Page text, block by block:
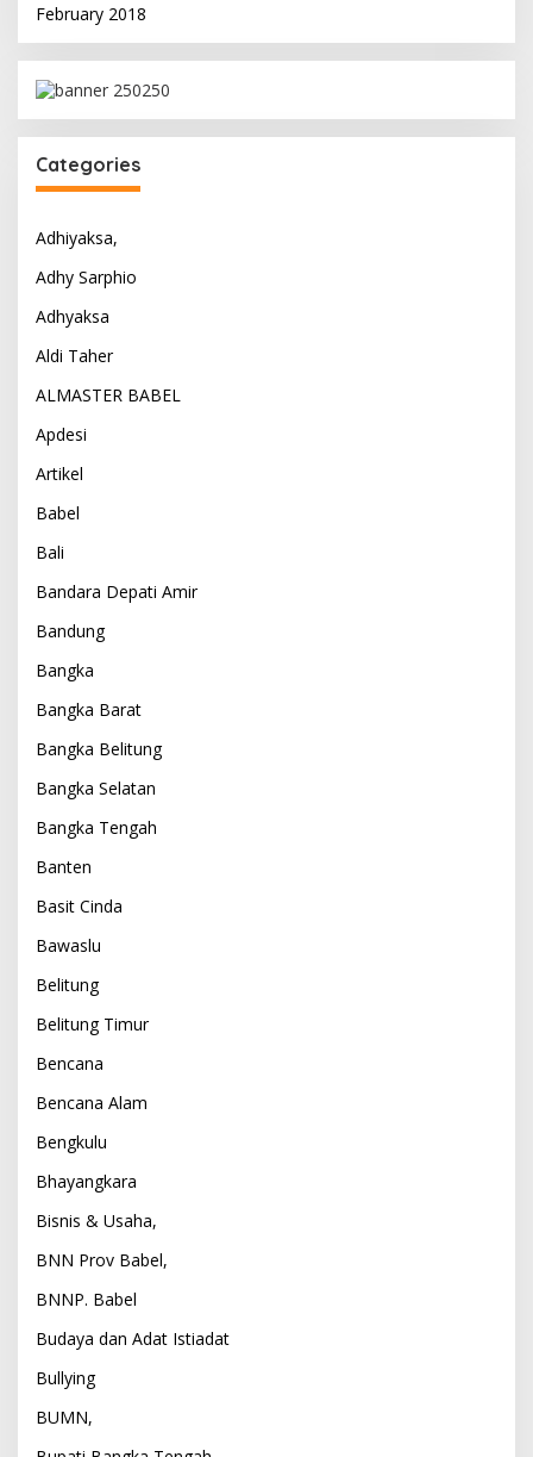
February 2018
Categories
Adhiyaksa,
Adhy Sarphio
Adhyaksa
Aldi Taher
ALMASTER BABEL
Apdesi
Artikel
Babel
Bali
Bandara Depati Amir
Bandung
Bangka
Bangka Barat
Bangka Belitung
Bangka Selatan
Bangka Tengah
Banten
Basit Cinda
Bawaslu
Belitung
Belitung Timur
Bencana
Bencana Alam
Bengkulu
Bhayangkara
Bisnis & Usaha,
BNN Prov Babel,
BNNP. Babel
Budaya dan Adat Istiadat
Bullying
BUMN,